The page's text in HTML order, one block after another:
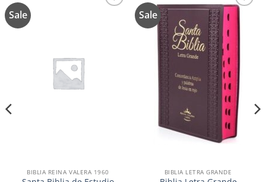
Sale
BIBLIA REINA VALERA 1960
Sale
Añadir
a la
lista de
deseos
BIBLIA LETRA GRANDE